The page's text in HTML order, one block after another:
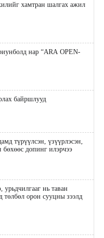
хамтран шалгах ажил
нар “ARA OPEN-
байршлууд
түрүүлсэн, үзүүрлэсэн,
бөхөөс допинг илэрчээ
урьдчилгааг нь таван
төлбөл орон сууцны зээлд